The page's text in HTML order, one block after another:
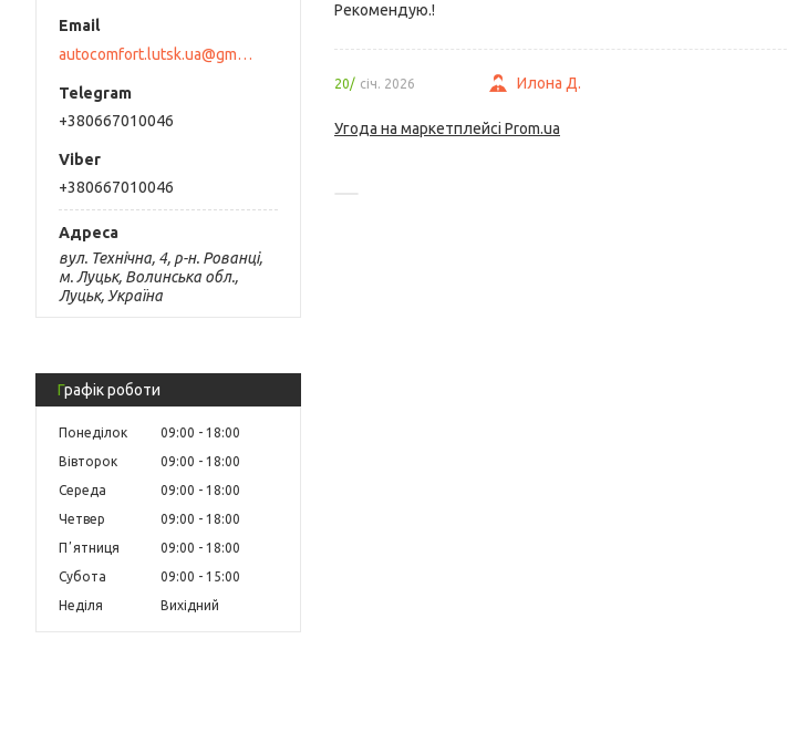
autocomfort.lutsk.ua@gmail.com
+380667010046
+380667010046
вул. Технічна, 4, р-н. Рованці,
м. Луцьк, Волинська обл.,
Луцьк, Україна
Графік роботи
Понеділок 09:00
18:00
Вівторок
09:00
18:00
Середа
09:00
18:00
Четвер
09:00
18:00
Пʼятниця
09:00
18:00
Субота
09:00
15:00
Неділя
Вихідний
Рекомендую.!
20/ січ. 2026 Илона Д.
Угода на маркетплейсі Prom.ua